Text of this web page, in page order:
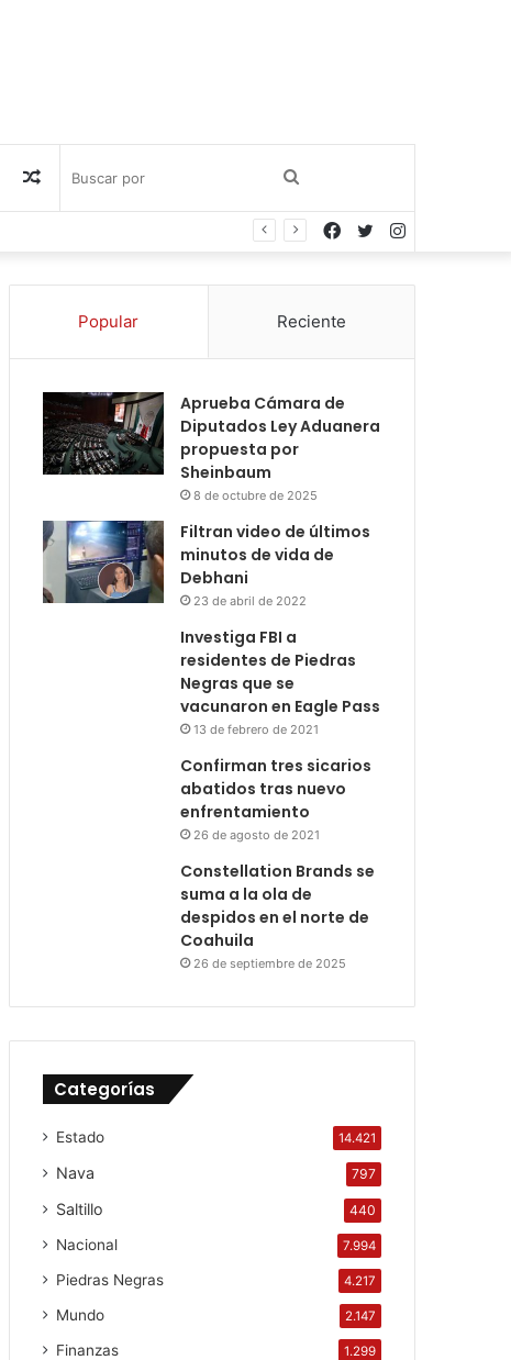
por
Publicación
Instagram
Twitter
Facebook
Popular Reciente
Aprueba Cámara de
Diputados Ley Aduanera
propuesta por
Sheinbaum
8 de octubre de 2025
Filtran video de últimos
minutos de vida de
Debhani
23 de abril de 2022
Investiga FBI a
residentes de Piedras
Negras que se
vacunaron en Eagle Pass
13 de febrero de 2021
Confirman tres sicarios
abatidos tras nuevo
enfrentamiento
26 de agosto de 2021
Constellation Brands se
suma a la ola de
despidos en el norte de
Coahuila
26 de septiembre de 2025
Categorías
Estado 14.421
Nava 797
Saltillo 440
Nacional 7.994
Piedras Negras 4.217
Mundo 2.147
Finanzas 1.299